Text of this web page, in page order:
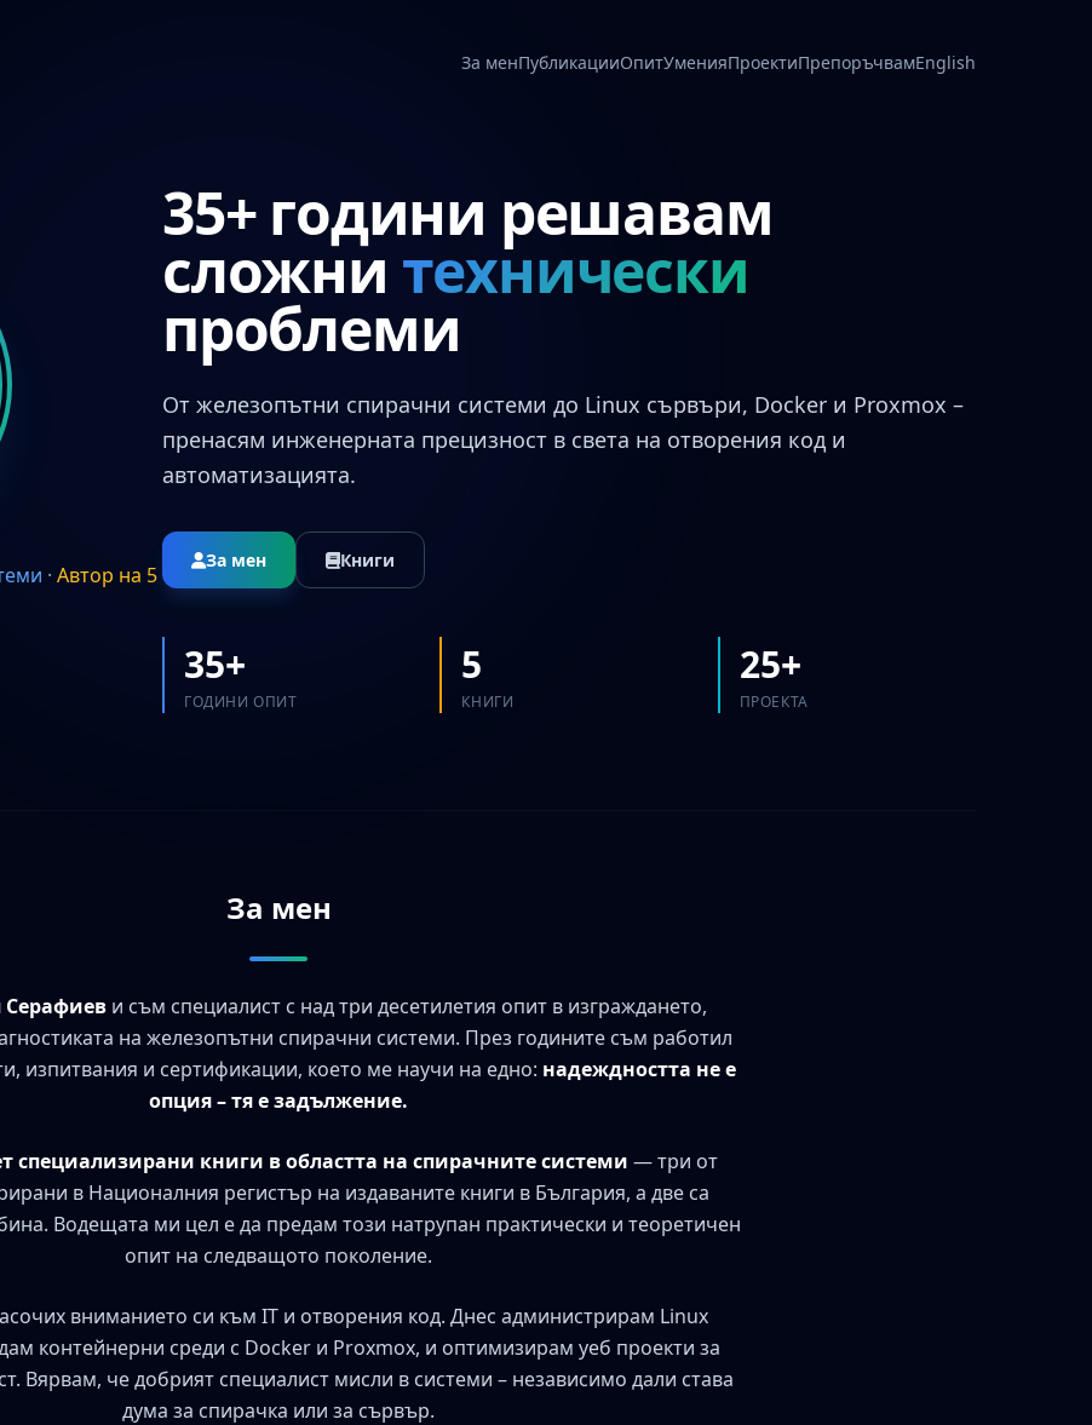
За менПубликацииОпитУменияПроектиПрепоръчвамEnglish
· Автор на 5
35+ години решавам
сложни технически
проблеми
От железопътни спирачни системи до Linux сървъри, Docker и Proxmox –
пренасям инженерната прецизност в света на отворения код и
автоматизацията.
За мен Книги
35+
ГОДИНИ ОПИТ
5
КНИГИ
25+
ПРОЕКТА
За мен
Серафиев и съм специалист с над три десетилетия опит в изграждането,
на железопътни спирачни системи. През годините съм работил
изпитвания и сертификации, което ме научи на едно: надеждността не е
опция – тя е задължение.
специализирани книги в областта на спирачните системи — три от
в Националния регистър на издаваните книги в България, а две са
Водещата ми цел е да предам този натрупан практически и теоретичен
опит на следващото поколение.
вниманието си към IT и отворения код. Днес администрирам Linux
контейнерни среди с Docker и Proxmox, и оптимизирам уеб проекти за
Вярвам, че добрият специалист мисли в системи – независимо дали става
дума за спирачка или за сървър.